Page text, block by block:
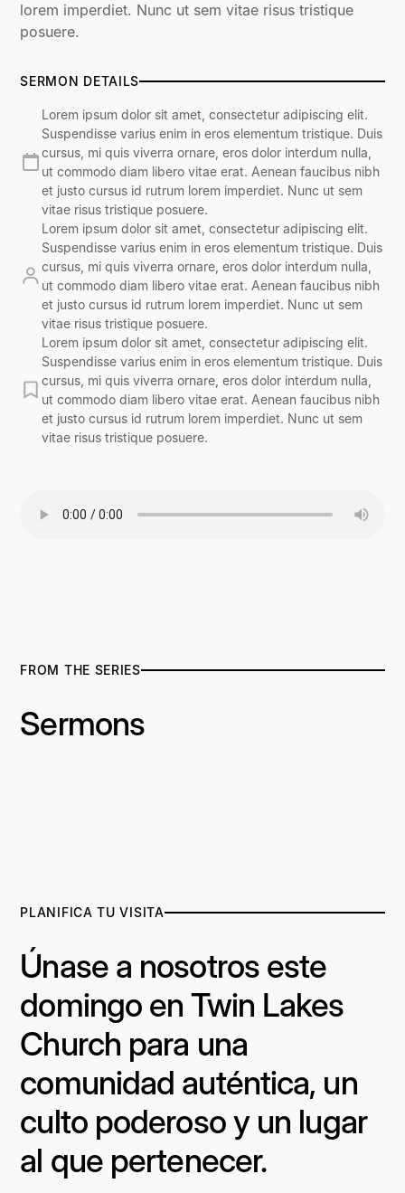
lorem imperdiet. Nunc ut sem vitae risus tristique
posuere.
SERMON DETAILS
Lorem ipsum dolor sit amet, consectetur adipiscing elit.
Suspendisse varius enim in eros elementum tristique. Duis
cursus, mi quis viverra ornare, eros dolor interdum nulla,
ut commodo diam libero vitae erat. Aenean faucibus nibh
et justo cursus id rutrum lorem imperdiet. Nunc ut sem
vitae risus tristique posuere.
Lorem ipsum dolor sit amet, consectetur adipiscing elit.
Suspendisse varius enim in eros elementum tristique. Duis
cursus, mi quis viverra ornare, eros dolor interdum nulla,
ut commodo diam libero vitae erat. Aenean faucibus nibh
et justo cursus id rutrum lorem imperdiet. Nunc ut sem
vitae risus tristique posuere.
Lorem ipsum dolor sit amet, consectetur adipiscing elit.
Suspendisse varius enim in eros elementum tristique. Duis
cursus, mi quis viverra ornare, eros dolor interdum nulla,
ut commodo diam libero vitae erat. Aenean faucibus nibh
et justo cursus id rutrum lorem imperdiet. Nunc ut sem
vitae risus tristique posuere.
FROM THE SERIES
Sermons
PLANIFICA TU VISITA
Únase a nosotros este
domingo en Twin Lakes
Church para una
comunidad auténtica, un
culto poderoso y un lugar
al que pertenecer.